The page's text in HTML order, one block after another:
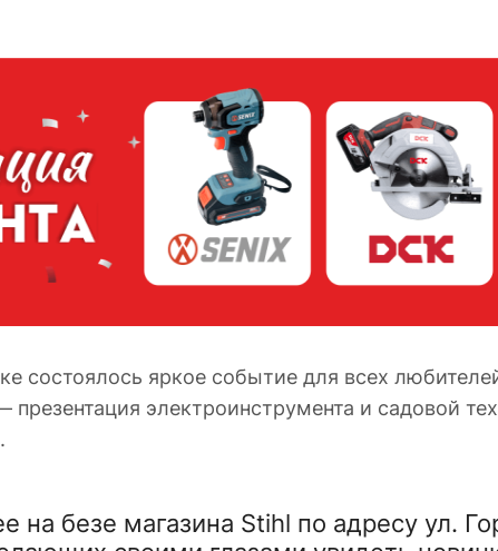
состоялось яркое событие для всех
электроинструмента и садовой
безе магазина Stihl по адресу ул.